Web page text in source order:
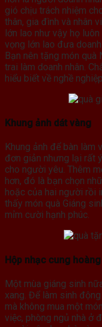
gió chịu trách nhiệm
thân, gia đình và nhân
lớn lao như vậy họ
vọng lớn lao đưa
Bạn nên tặng món
trai làm doanh nhân.
hiểu biết về nghề
Khung ảnh dát vàng
Khung ảnh để bàn
đơn giản nhưng lại rất
cho người yêu. Thêm
hơn, đó là bạn chọn
hoặc của hai người rồi
thấy món quà Giáng
mỉm cười hạnh phúc.
Hộp nhạc cung
Một mùa giáng sinh
xang. Để làm sinh
mà không mua một
việc, phòng ngủ nhà ở